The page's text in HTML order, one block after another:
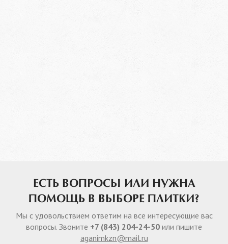
ЕСТЬ ВОПРОСЫ ИЛИ НУЖНА
ПОМОЩЬ В ВЫБОРЕ ПЛИТКИ?
Мы с удовольствием ответим на все интересующие вас
вопросы. Звоните +7 (843) 204-24-50 или пишите
aganimkzn@mail.ru